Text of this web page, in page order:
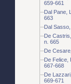
659-661
Dal Pane,
663
Dal
De
n. 665
De
De Felice,
667-668
De
669-671